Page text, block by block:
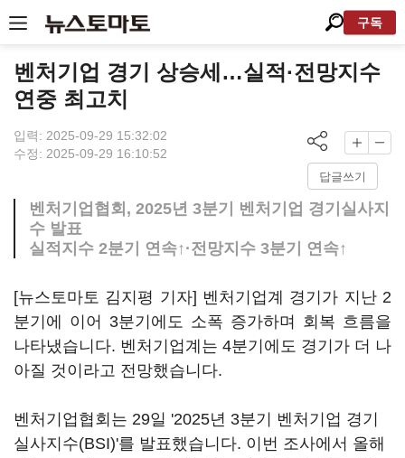
구독
벤처기업 경기 상승세…실적·전망지수
연중 최고치
입력: 2025-09-29 15:32:02
수정: 2025-09-29 16:10:52
답글쓰기
벤처기업협회, 2025년 3분기 벤처기업 경기실사지
수 발표
실적지수 2분기 연속↑·전망지수 3분기 연속↑
[뉴스토마토 김지평 기자] 벤처기업계 경기가 지난 2
분기에 이어 3분기에도 소폭 증가하며 회복 흐름을
나타냈습니다. 벤처기업계는 4분기에도 경기가 더 나
아질 것이라고 전망했습니다.
벤처기업협회는 29일 '2025년 3분기 벤처기업 경기
실사지수(BSI)'를 발표했습니다. 이번 조사에서 올해